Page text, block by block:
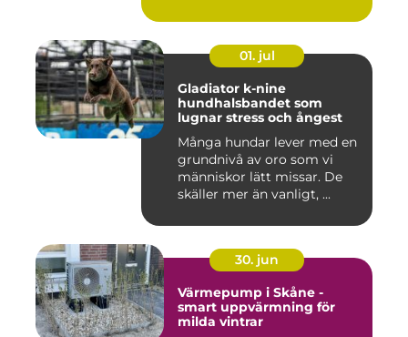
01. jul
Gladiator k-nine
hundhalsbandet som
lugnar stress och ångest
Många hundar lever med en
grundnivå av oro som vi
människor lätt missar. De
skäller mer än vanligt, ...
30. jun
Värmepump i Skåne -
smart uppvärmning för
milda vintrar